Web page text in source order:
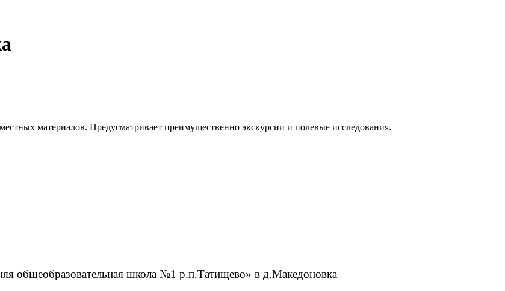
материалов. Предусматривает преимущественно экскурсии и полевые исследования.
школа №1 р.п.Татищево» в д.Македоновка